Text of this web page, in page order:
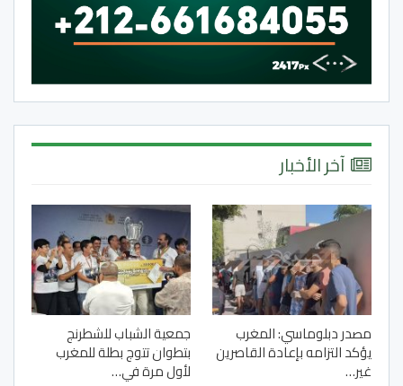
آخر الأخبار
مصدر دبلوماسي: المغرب
يؤكد التزامه بإعادة القاصرين
غير…
جمعية الشباب للشطرنج
بتطوان تتوج بطلة للمغرب
لأول مرة في…